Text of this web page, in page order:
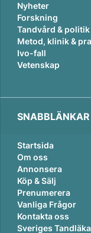
Nyheter
Forskning
Tandvård & politik
Metod, klinik &
Ivo-fall
Vetenskap
SNABBLÄNKAR
Startsida
Om oss
Annonsera
Köp & Sälj
Prenumerera
Vanliga Frågor
Kontakta oss
Sveriges